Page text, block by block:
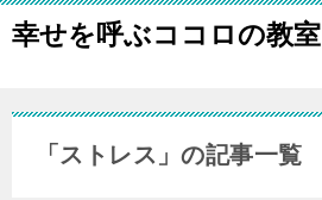
幸せを呼ぶココロの教室
「ストレス」の記事一覧